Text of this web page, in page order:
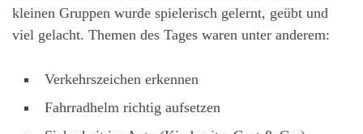
kleinen Gruppen wurde spielerisch gelernt, geübt und
viel gelacht. Themen des Tages waren unter anderem:
Verkehrszeichen erkennen
Fahrradhelm richtig aufsetzen